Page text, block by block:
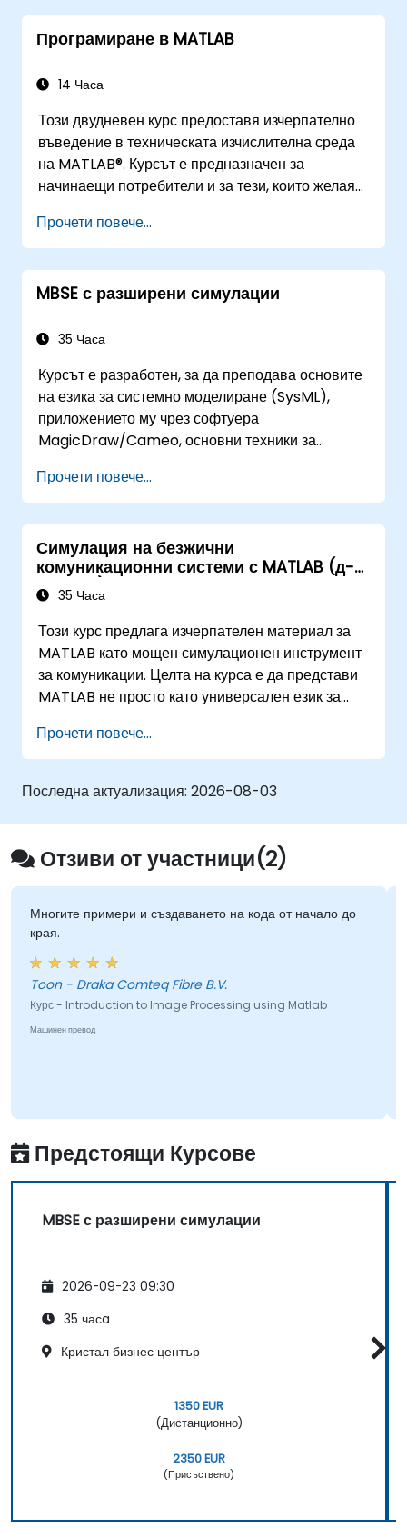
Програмиране в MATLAB
14 Часа
Този двудневен курс предоставя изчерпателно
въведение в техническата изчислителна среда
на MATLAB®. Курсът е предназначен за
начинаещи потребители и за тези, които желаят
предишен опит в програмирането или познания
по MATLAB. През курса се разглеждат теми,
свързани с анализ на данни, визуализация,
моделиране и програмиране.
Прочети повече...
MBSE с разширени симулации
35 Часа
Курсът е разработен, за да преподава основите
на езика за системно моделиране (SysML),
приложението му чрез софтуера
MagicDraw/Cameo, основни техники за
инженерство (MBSE) и най-добри практики в
MBSE. Това обучение е също така
предназначено да предостави на
професионалистите познания за
архитектурната симулация, въведение в
приставката Simulation Toolkit, симулация на
обвържат диаграмните симулации заедно, за да
се автоматизира архитектурата.
Прочети повече...
Симулация на безжични
комуникационни системи с MATLAB (д-р
Шехата)
35 Часа
Този курс предлага изчерпателен материал за
MATLAB като мощен симулационен инструмент
за комуникации. Целта на курса е да представи
MATLAB не просто като универсален език за
изключително мощните му възможности като
среда за симулация. Примерите, илюстриращи
учебния материал, не са просто директно
прилагане на команди на MATLAB, а често
представят реални проблеми.
Прочети повече...
Последна актуализация: 2026-08-03
Отзиви от участници(2)
Многите примери и създаването на кода от начало до
края.
Toon - Draka Comteq Fibre B.V.
Курс - Introduction to Image Processing using Matlab
Машинен превод
Предстоящи Курсове
MBSE с разширени симулации
2026-09-23 09:30
35 часa
Кристал бизнес център
1350 EUR
(Дистанционно)
2350 EUR
(Присъствено)